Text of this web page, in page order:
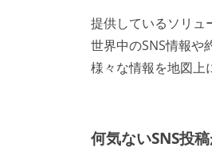
提供しているソリュ
世界中のSNS情報や
様々な情報を地図上
何気ないSNS投